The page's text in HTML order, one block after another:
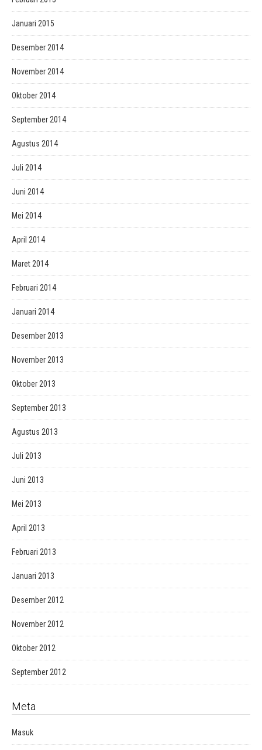
Januari 2015
Desember 2014
November 2014
Oktober 2014
September 2014
Agustus 2014
Juli 2014
Juni 2014
Mei 2014
April 2014
Maret 2014
Februari 2014
Januari 2014
Desember 2013
November 2013
Oktober 2013
September 2013
Agustus 2013
Juli 2013
Juni 2013
Mei 2013
April 2013
Februari 2013
Januari 2013
Desember 2012
November 2012
Oktober 2012
September 2012
Meta
Masuk